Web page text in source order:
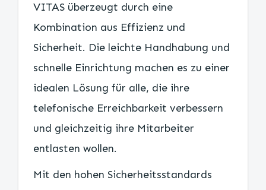
VITAS überzeugt durch eine
Kombination aus Effizienz und
Sicherheit. Die leichte Handhabung und
schnelle Einrichtung machen es zu einer
idealen Lösung für alle, die ihre
telefonische Erreichbarkeit verbessern
und gleichzeitig ihre Mitarbeiter
entlasten wollen.
Mit den hohen Sicherheitsstandards